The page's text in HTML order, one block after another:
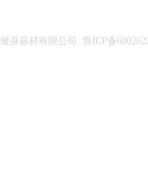
身器材有限公司 鲁ICP备